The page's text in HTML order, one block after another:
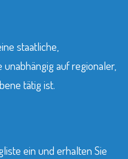
staatliche,
auf regionaler,
tätig ist.
ein und erhalten Sie